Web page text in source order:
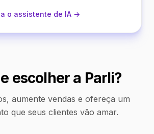
o assistente de IA →
escolher a Parli?
aumente vendas e ofereça um
que seus clientes vão amar.